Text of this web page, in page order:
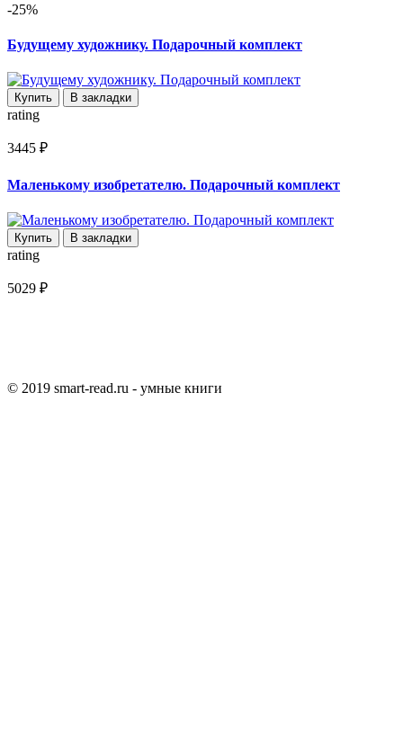
-25%
Будущему художнику. Подарочный комплект
Купить В закладки
rating
3445 ₽
Маленькому изобретателю. Подарочный комплект
Купить В закладки
rating
5029 ₽
© 2019 smart-read.ru - умные книги